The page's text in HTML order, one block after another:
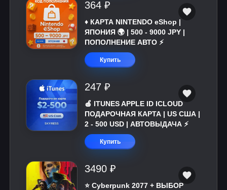
364 ₽
♦️ КАРТА NINTENDO eShop |
ЯПОНИЯ 🌍 | 500 - 9000 JPY |
ПОПОЛНЕНИЕ АВТО ⚡
Купить
247 ₽
🍎 ITUNES APPLE ID ICLOUD
ПОДАРОЧНАЯ КАРТА | US США |
2 - 500 USD | АВТОВЫДАЧА ⚡️
Купить
3490 ₽
⭐ Cyberpunk 2077 + ВЫБОР